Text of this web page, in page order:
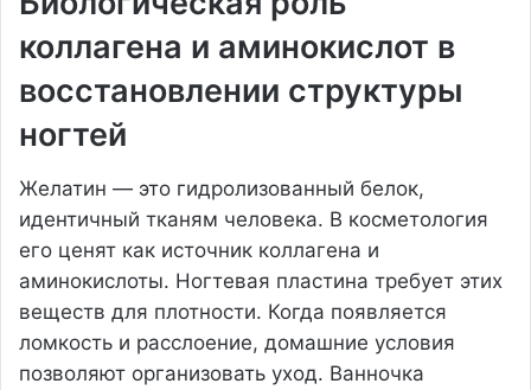
коллагена и аминокислот в
восстановлении структуры
ногтей
Желатин — это гидролизованный белок,
идентичный тканям человека. В косметология
его ценят как источник коллагена и
аминокислоты. Ногтевая пластина требует этих
веществ для плотности. Когда появляется
ломкость и расслоение, домашние условия
позволяют организовать уход. Ванночка